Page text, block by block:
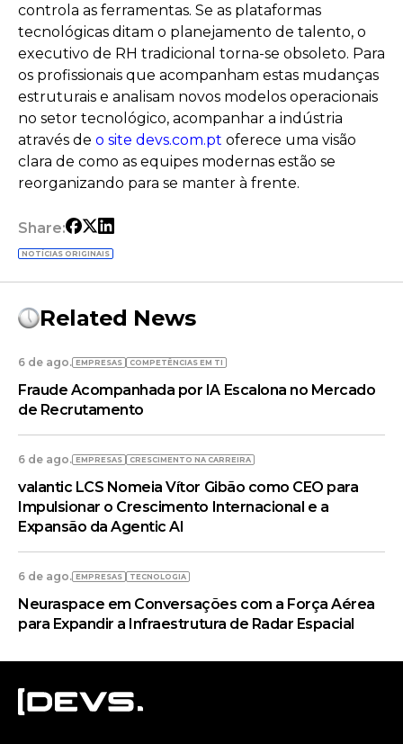
controla as ferramentas. Se as plataformas
tecnológicas ditam o planejamento de talento, o
executivo de RH tradicional torna-se obsoleto. Para
os profissionais que acompanham estas mudanças
estruturais e analisam novos modelos operacionais
no setor tecnológico, acompanhar a indústria
através de o site devs.com.pt oferece uma visão
clara de como as equipes modernas estão se
reorganizando para se manter à frente.
Share:
NOTÍCIAS ORIGINAIS
Related News
6 de ago. EMPRESAS COMPETÊNCIAS EM TI
Fraude Acompanhada por IA Escalona no Mercado
de Recrutamento
6 de ago. EMPRESAS CRESCIMENTO NA CARREIRA
valantic LCS Nomeia Vítor Gibão como CEO para
Impulsionar o Crescimento Internacional e a
Expansão da Agentic AI
6 de ago. EMPRESAS TECNOLOGIA
Neuraspace em Conversações com a Força Aérea
para Expandir a Infraestrutura de Radar Espacial